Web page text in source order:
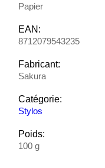
Papier
EAN:
8712079543235
Fabricant:
Sakura
Catégorie:
Stylos
Poids:
100 g